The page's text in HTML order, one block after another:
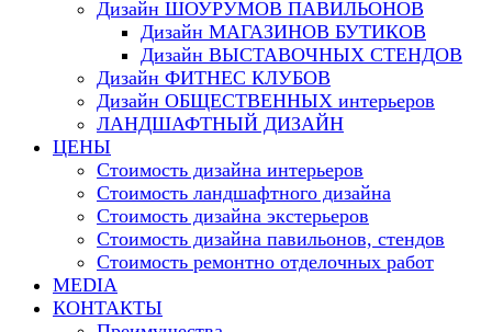
Дизайн ШОУРУМОВ ПАВИЛЬОНОВ
Дизайн МАГАЗИНОВ БУТИКОВ
Дизайн ВЫСТАВОЧНЫХ СТЕНДОВ
Дизайн ФИТНЕС КЛУБОВ
Дизайн ОБЩЕСТВЕННЫХ интерьеров
ЛАНДШАФТНЫЙ ДИЗАЙН
ЦЕНЫ
Стоимость дизайна интерьеров
Стоимость ландшафтного дизайна
Стоимость дизайна экстерьеров
Стоимость дизайна павильонов, стендов
Стоимость ремонтно отделочных работ
MEDIA
КОНТАКТЫ